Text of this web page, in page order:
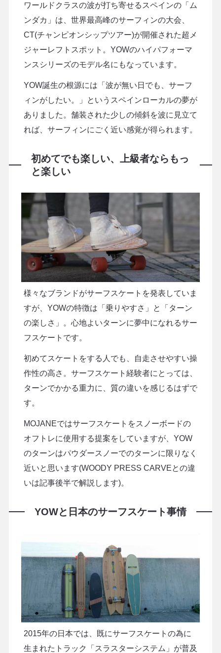
ワールドクラスの波が打ち寄せるスペインの「ム
ンダカ」は、世界最高峰のサーフィンの大会、
CT(チャンピオンシップツアー)が開催された超メ
ジャーレフトスポット。YOWのハイパフォーマ
ンスシリーズのモデル名にもなっています。
YOW誕生の根源には「波が無い日でも、サーフ
ィンがしたい。」というスペインローカルの夢が
ありました。舗装された少しの傾斜を波に見立て
れば、サーフィンにごく近い感覚が得られます。
初めてでも楽しい、上級者ならもっ
と楽しい
様々なブランドがサーフスケートを発表していま
すが、YOWの特徴は「乗りやすさ」と「ターン
の楽しさ」。心地よいターンに夢中になれるサー
フスケートです。
初めてスケートをする人でも、自走させやすい操
作性の高さ。サーフスケート経験者にとっては、
ターンでかかる重力に、質の違いを感じるはずで
す。
MOJANEではサーフスケートをスノーボードの
オフトレに使用する提案をしていますが、YOW
のターンはパウダースノーでのターンに限りなく
近いと思います(WOODY PRESS CARVEとの違
いは記事後半で解説します)。
YOWと日本のサーフスケート事情
2015年の日本では、既にサーフスケートの為に
生まれたトラック「スラスターシステム」が普及